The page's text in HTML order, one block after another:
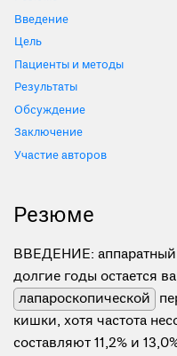
Введение
Цель
Пациенты и методы
Результаты
Обсуждение
Заключение
Участие авторов
Резюме
ВВЕДЕНИЕ: аппаратный
долгие годы остается
лапароскопической
кишки, хотя частота
составляют 11,2% и